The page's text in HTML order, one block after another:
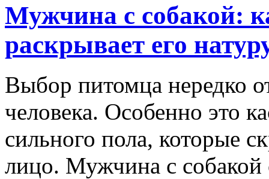
Мужчина с собакой:
раскрывает его
Выбор питомца нередко
человека. Особенно это
сильного пола, которые
лицо. Мужчина с